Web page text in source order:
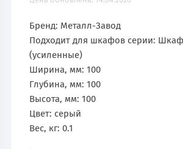
Бренд: Металл-Завод
Подходит для шкафов серии:
(усиленные)
Ширина, мм: 100
Глубина, мм: 100
Высота, мм: 100
Цвет: серый
Вес, кг: 0.1